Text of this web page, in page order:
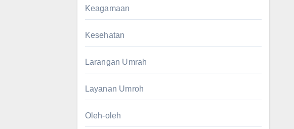
Keagamaan
Kesehatan
Larangan Umrah
Layanan Umroh
Oleh-oleh